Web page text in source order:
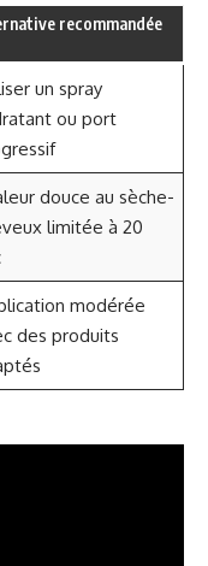
recommandée
un spray
ou port
douce au sèche-
limitée à 20
modérée
des produits